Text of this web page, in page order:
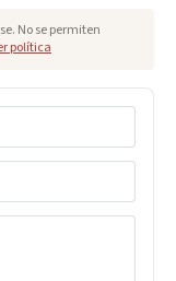
No se permiten
política